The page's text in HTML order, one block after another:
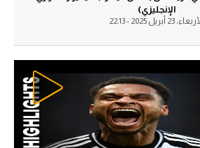
الإنجليزي)
23 أبريل 2025 - 22:13